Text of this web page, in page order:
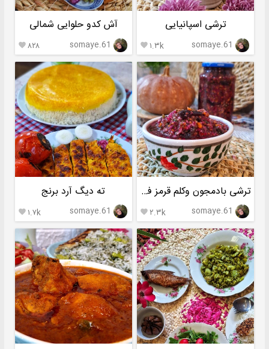
ترشی اسپانیایی
somaye.61 ۱.۳k 
آش کدو حلوایی شمالی
somaye.61 ۸۲۸ 
ترشی بادمجون وکلم قرمز فوری
somaye.61 ۲.۳k 
ته دیگ آرد برنج
somaye.61 ۱.۷k 